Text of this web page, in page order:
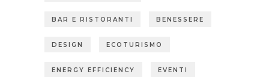
BAR E RISTORANTI BENESSERE
DESIGN ECOTURISMO
ENERGY EFFICIENCY EVENTI